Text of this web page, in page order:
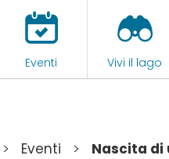
Eventi Vivi il lago
> Eventi > Nascita di